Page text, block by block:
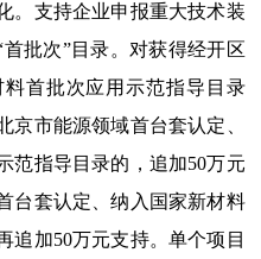
。支持企业申报重大技术装
批次”目录。对获得经开区
首批次应用示范指导目录
京市能源领域首台套认定、
范指导目录的，追加50万元
台套认定、纳入国家新材料
追加50万元支持。单个项目